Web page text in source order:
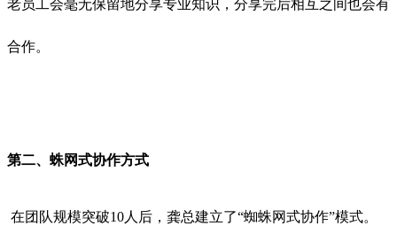
老员工会毫无保留地分享专业知识，分享完后相互之间也会有
合作。
第二、蛛网式协作方式
在团队规模突破10人后，龚总建立了“蜘蛛网式协作”模式。